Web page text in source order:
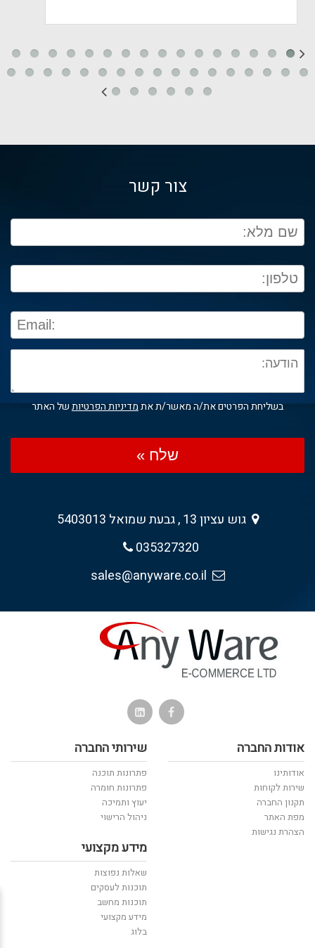
צור קשר
בשליחת הפרטים את/ה מאשר/ת אתמדיניות הפרטיותשל האתר
שלח »
גוש עציון 13 , גבעת שמואל 5403013
035327320
אודות החברה
אודותינו
שירות לקוחות
תקנון החברה
מפת האתר
הצהרת נגישות
שירותי החברה
פתרונות תוכנה
פתרונות חומרה
יעוץ ותמיכה
ניהול הרישוי
מידע מקצועי
שאלות נפוצות
תוכנות לעסקים
תוכנות מחשב
מידע מקצועי
בלוג